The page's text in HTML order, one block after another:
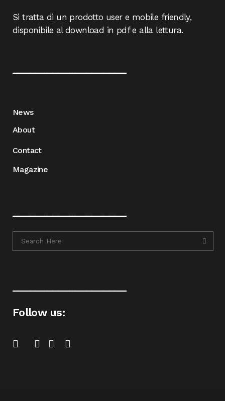
Si tratta di un prodotto user e mobile friendly,
disponibile al download in pdf e alla lettura.
News
About
Contact
Magazine
Follow us: